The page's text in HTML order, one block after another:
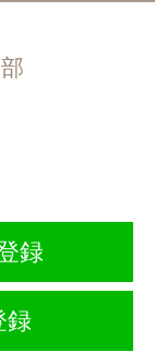
録
録